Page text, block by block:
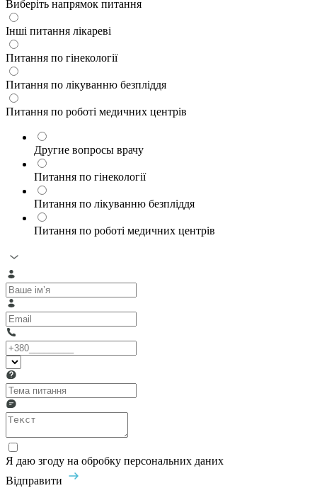
Виберіть напрямок питання
Інші питання лікареві
Питання по гінекології
Питання по лікуванню безпліддя
Питання по роботі медичних центрів
Другие вопросы врачу
Питання по гінекології
Питання по лікуванню безпліддя
Питання по роботі медичних центрів
Я даю згоду на обробку персональних даних
Відправити